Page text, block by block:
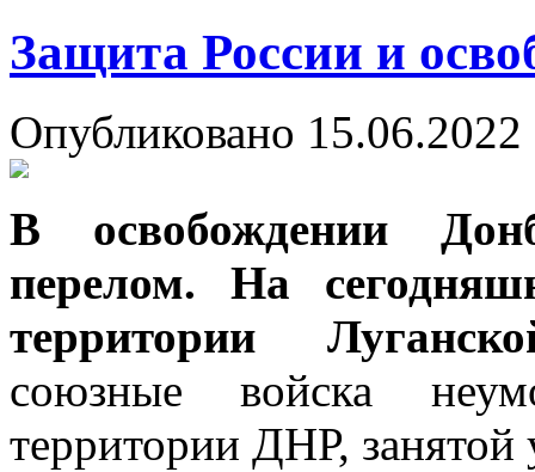
Защита России и
Опубликовано
В освобождении
перелом. На
территории
союзные войска
территории ДНР,